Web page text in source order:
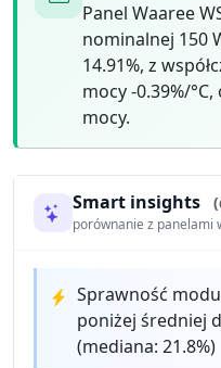
Panel Waaree
nominalnej 150
14.91%, z
mocy -0.39%/
mocy.
Smart insights
porównanie z panelami
Sprawność
poniżej średniej
(mediana: 21.8%)